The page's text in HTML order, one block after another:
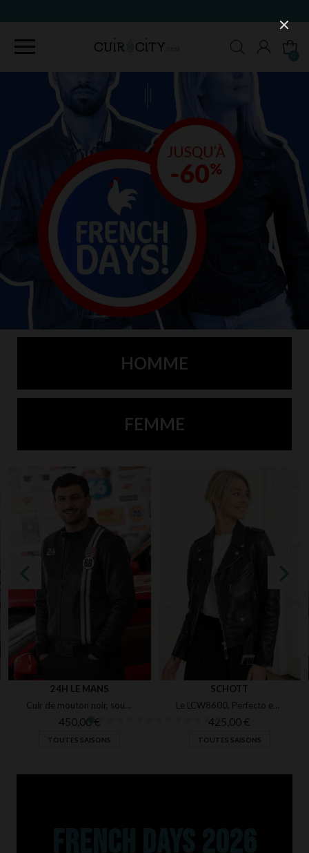
HOMME
FEMME
24H LE MANS
450,00 €
TOUTES SAISONS
SCHOTT
425,00 €
TOUTES SAISONS